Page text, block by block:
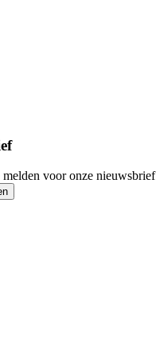
voor onze nieuwsbrief